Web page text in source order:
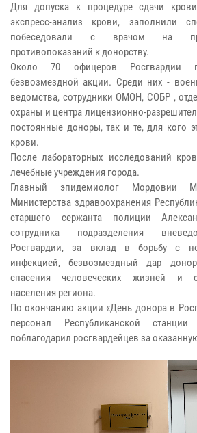
Для допуска к процедуре сдачи
экспресс-анализ крови, заполнили
побеседовали с врачом на
противопоказаний к донорству.
Около 70 офицеров Росгвардии
безвозмездной акции. Среди них -
ведомства, сотрудники ОМОН, СОБР ,
охраны и центра лицензионно-
постоянные доноры, так и те, для кого
крови.
После лабораторных исследований
лечебные учреждения города.
Главный эпидемиолог Мордовии
Министерства здравоохранения
старшего сержанта полиции
сотрудника подразделения
Росгвардии, за вклад в борьбу с
инфекцией, безвозмездный дар
спасения человеческих жизней и
населения региона.
По окончанию акции «День донора в
персонал Республиканской
поблагодарил росгвардейцев за